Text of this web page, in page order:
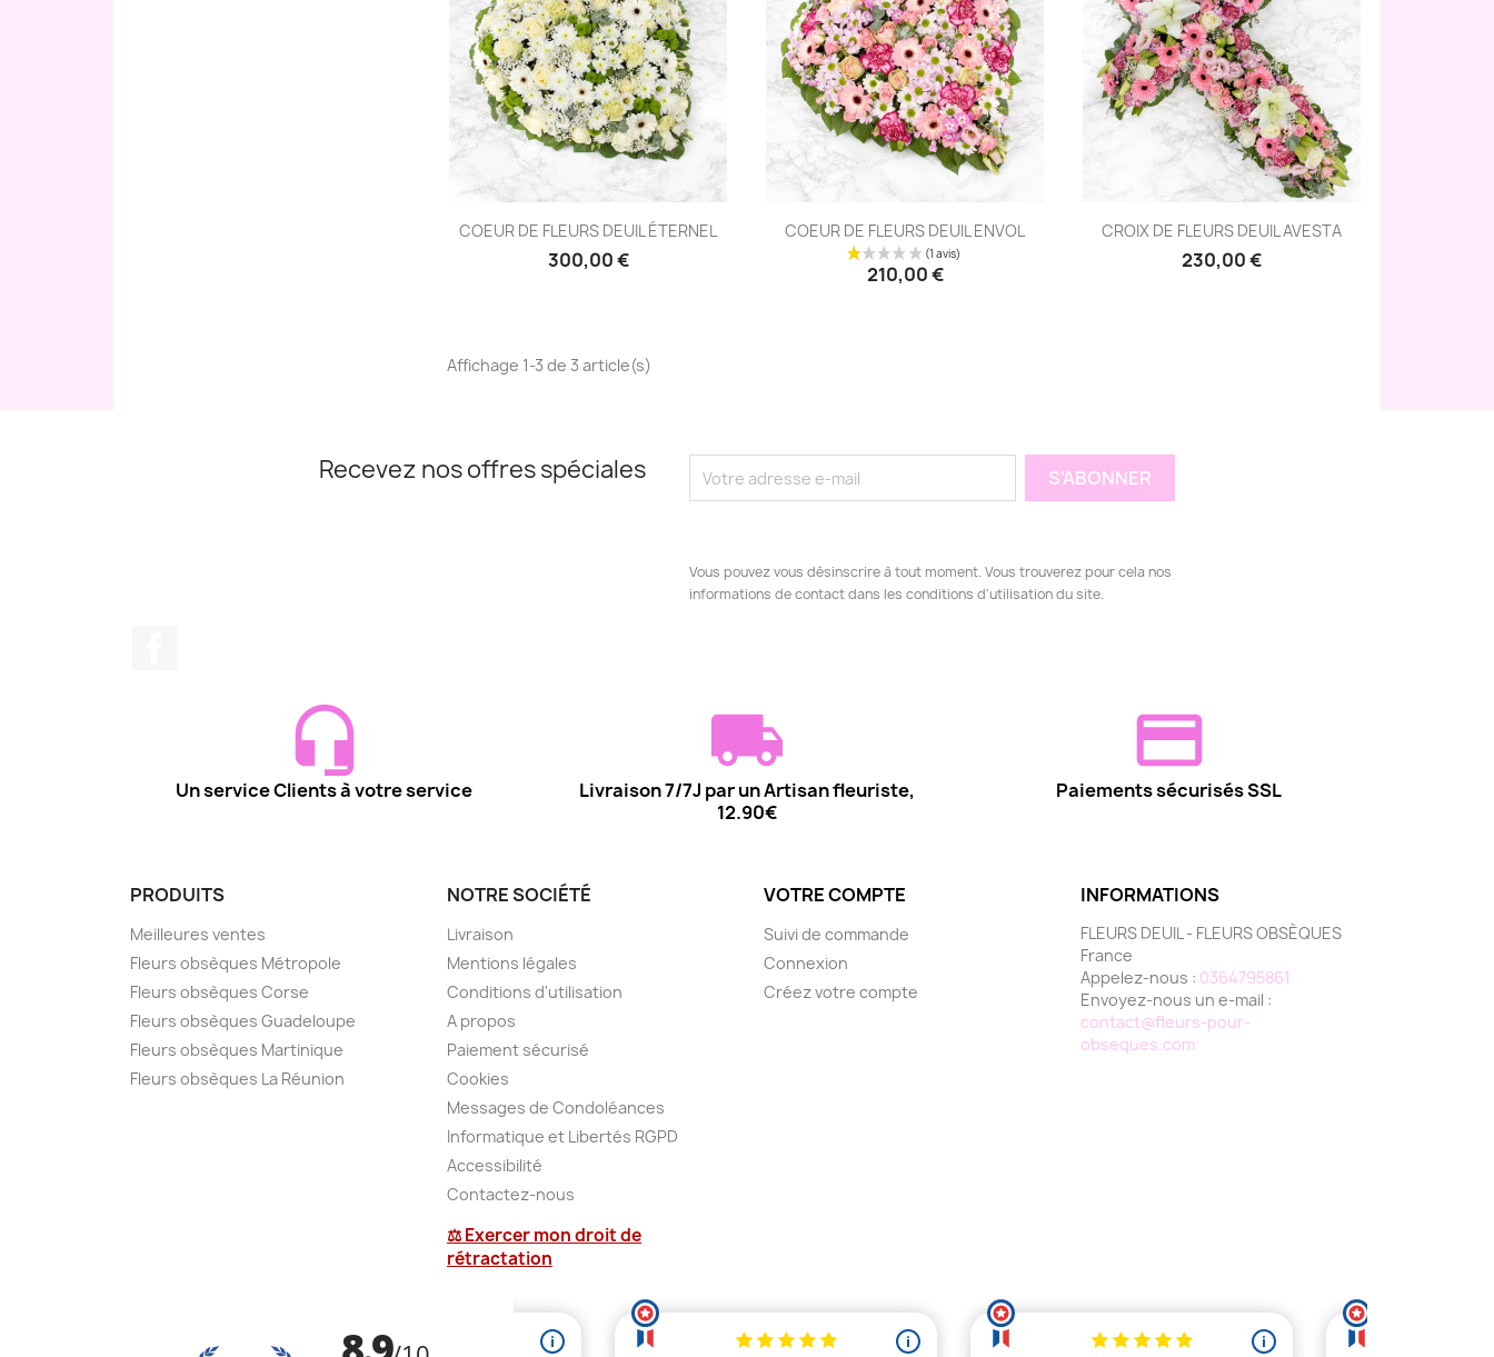
 Aperçu rapide
COEUR DE FLEURS DEUIL ÉTERNEL
300,00 €
Aperçu rapide
COEUR DE FLEURS DEUIL ENVOL
210,00 €
Aperçu rapide
CROIX DE FLEURS DEUIL AVESTA
230,00 €
Affichage 1-3 de 3 article(s)
Recevez nos offres spéciales
Vous pouvez vous désinscrire à tout moment. Vous trouverez pour cela nos
informations de contact dans les conditions d'utilisation du site.
Un service Clients à votre service
Livraison 7/7J par un Artisan fleuriste,
12.90€
Paiements sécurisés SSL
PRODUITS
Meilleures ventes
Fleurs obsèques Métropole
Fleurs obsèques Corse
Fleurs obsèques Guadeloupe
Fleurs obsèques Martinique
Fleurs obsèques La Réunion
NOTRE SOCIÉTÉ
Livraison
Mentions légales
Conditions d'utilisation
A propos
Paiement sécurisé
Cookies
Messages de Condoléances
Informatique et Libertés RGPD
Accessibilité
Contactez-nous
⚖ Exercer mon droit de
rétractation
VOTRE COMPTE
Suivi de commande
Connexion
Créez votre compte
INFORMATIONS
FLEURS DEUIL - FLEURS OBSÈQUES
France
Appelez-nous : 0364795861
Envoyez-nous un e-mail :
contact@fleurs-pour-
obseques.com